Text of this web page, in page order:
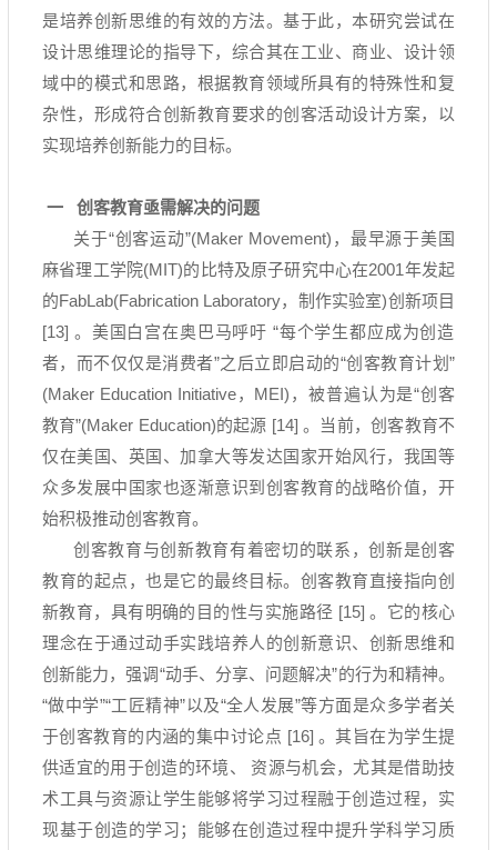
是培养创新思维的有效的方法。基于此，本研究尝试在
设计思维理论的指导下，综合其在工业、商业、设计领
域中的模式和思路，根据教育领域所具有的特殊性和复
杂性，形成符合创新教育要求的创客活动设计方案，以
实现培养创新能力的目标。
一
创客教育亟需解决的问题
关于“创客运动”(Maker Movement) ，最早源于美国
麻省理工学院(MIT)的比特及原子研究中心在2001年发起
的FabLab(Fabrication Laboratory，制作实验室)创新项目
[13] 。美国白宫在奥巴马呼吁 “每个学生都应成为创造
者，而不仅仅是消费者”之后立即启动的“创客教育计划”
(Maker Education Initiative， MEI) ，被普遍认为是“创客
教育”(Maker Education)的起源 [14]。当前，创客教育不
仅在美国、英国、加拿大等发达国家开始风行，我国等
众多发展中国家也逐渐意识到创客教育的战略价值，开
始积极推动创客教育。
创客教育与创新教育有着密切的联系，创新是创客
教育的起点，也是它的最终目标。创客教育直接指向创
新教育，具有明确的目的性与实施路径 [15]。它的核心
理念在于通过动手实践培养人的创新意识、创新思维和
创新能力，强调“动手、分享、问题解决”的行为和精神。
“做中学”“工匠精神”以及“全人发展”等方面是众多学者关
于创客教育的内涵的集中讨论点 [16] 。其旨在为学生提
供适宜的用于创造的环境、 资源与机会，尤其是借助技
术工具与资源让学生能够将学习过程融于创造过程，实
现基于创造的学习；能够在创造过程中提升学科学习质